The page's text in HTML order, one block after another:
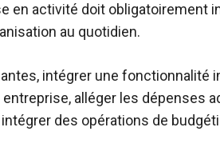
en activité doit obligatoirement
au quotidien.
intégrer une fonctionnalité
alléger les dépenses
des opérations de